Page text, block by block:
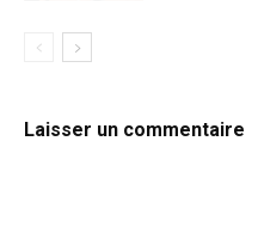
Laisser un commentaire